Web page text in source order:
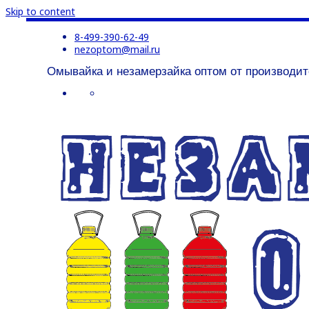
Skip to content
8-499-390-62-49
nezoptom@mail.ru
Омывайка и незамерзайка оптом от